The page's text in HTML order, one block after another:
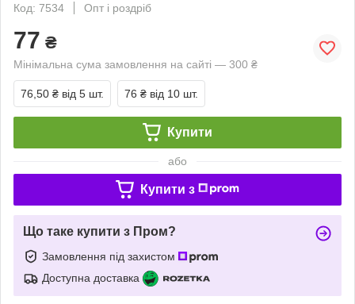
Код: 7534
Опт і роздріб
77 ₴
Мінімальна сума замовлення на сайті — 300 ₴
76,50 ₴ від 5 шт. 76 ₴ від 10 шт.
Купити
або
Купити з
Що таке купити з Пром?
Замовлення під захистом
Доступна доставка